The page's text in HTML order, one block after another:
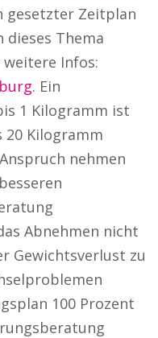
gesetzter Zeitplan
dieses Thema
Infos:
. Ein
1 Kilogramm ist
20 Kilogramm
nehmen
Abnehmen nicht
Gewichtsverlust zu
100 Prozent